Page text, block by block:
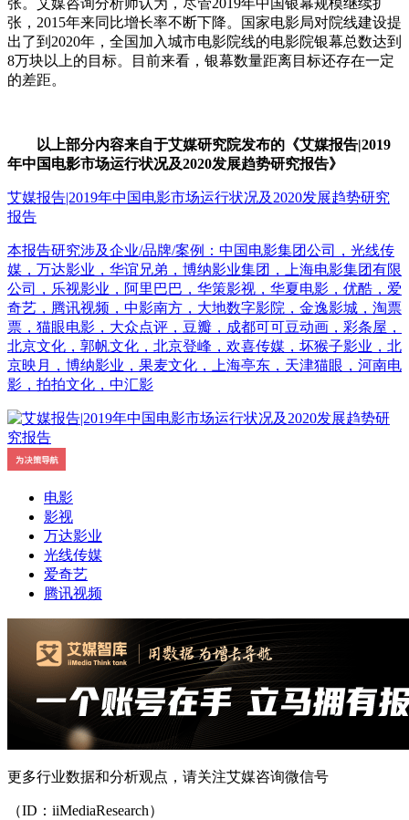
张。艾媒咨询分析师认为，尽管2019年中国银幕规模继续扩
张，2015年来同比增长率不断下降。国家电影局对院线建设提
出了到2020年，全国加入城市电影院线的电影院银幕总数达到
8万块以上的目标。目前来看，银幕数量距离目标还存在一定
的差距。
以上部分内容来自于艾媒研究院发布的《艾媒报告|2019
年中国电影市场运行状况及2020发展趋势研究报告》
艾媒报告|2019年中国电影市场运行状况及2020发展趋势研究
报告
本报告研究涉及企业/品牌/案例：中国电影集团公司，光线传
媒，万达影业，华谊兄弟，博纳影业集团，上海电影集团有限
公司，乐视影业，阿里巴巴，华策影视，华夏电影，优酷，爱
奇艺，腾讯视频，中影南方，大地数字影院，金逸影城，淘票
票，猫眼电影，大众点评，豆瓣，成都可可豆动画，彩条屋，
北京文化，郭帆文化，北京登峰，欢喜传媒，坏猴子影业，北
京映月，博纳影业，果麦文化，上海亭东，天津猫眼，河南电
影，拍拍文化，中汇影
电影
影视
万达影业
光线传媒
爱奇艺
腾讯视频
更多行业数据和分析观点，请关注艾媒咨询微信号
（ID：iiMediaResearch）